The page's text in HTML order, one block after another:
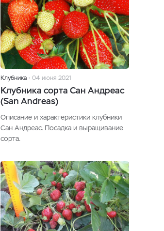
Клубника 04 июня 2021
Клубника сорта Сан Андреас
(San Andreas)
Описание и характеристики клубники
Сан Андреас. Посадка и выращивание
сорта.